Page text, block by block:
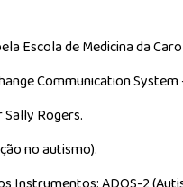
Escola de Medicina da
Communication
Rogers.
no autismo).